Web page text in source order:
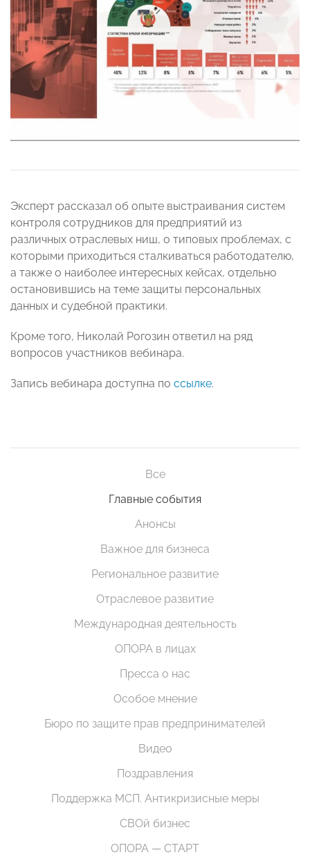
Эксперт рассказал об опыте выстраивания систем
контроля сотрудников для предприятий из
различных отраслевых ниш, о типовых проблемах, с
которыми приходиться сталкиваться работодателю,
а также о наиболее интересных кейсах, отдельно
остановившись на теме защиты персональных
данных и судебной практики.
Кроме того, Николай Рогозин ответил на ряд
вопросов участников вебинара.
Запись вебинара доступна по ссылке.
Все
Главные события
Анонсы
Важное для бизнеса
Региональное развитие
Отраслевое развитие
Международная деятельность
ОПОРА в лицах
Пресса о нас
Особое мнение
Бюро по защите прав предпринимателей
Видео
Поздравления
Поддержка МСП. Антикризисные меры
СВОй бизнес
ОПОРА — СТАРТ